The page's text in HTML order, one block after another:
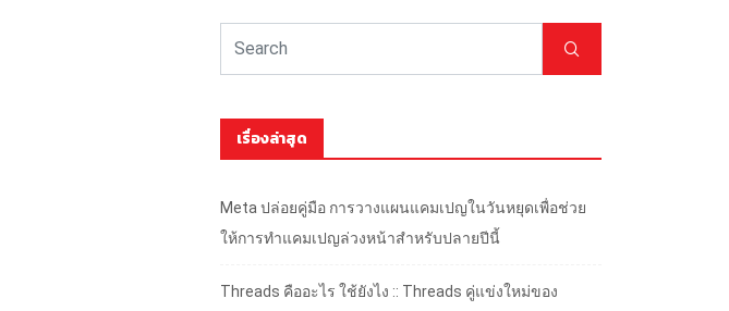
เรื่องล่าสุด
Meta ปล่อยคู่มือ การวางแผนแคมเปญในวันหยุดเพื่อช่วย
ให้การทำแคมเปญล่วงหน้าสำหรับปลายปีนี้
Threads คืออะไร ใช้ยังไง :: Threads คู่แข่งใหม่ของ